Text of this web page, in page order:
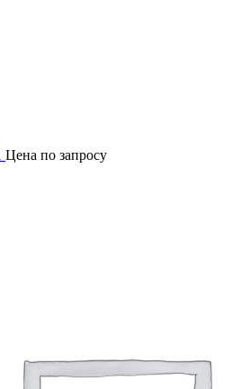
Цена по запросу